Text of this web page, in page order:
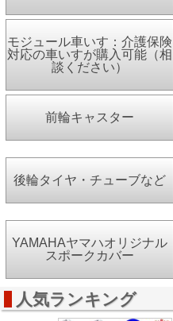
モジュール車いす：介護保険
対応の車いすが購入可能（相
談ください）
前輪キャスター
後輪タイヤ・チューブなど
YAMAHAヤマハオリジナル
スポークカバー
人気ランキング